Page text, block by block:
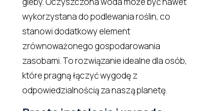
wykorzystana do podlewania roślin, co
stanowi dodatkowy element
zrównoważonego gospodarowania
zasobami. To rozwiązanie idealne dla osób,
które pragną łączyć wygodę z
odpowiedzialnością za naszą planetę.